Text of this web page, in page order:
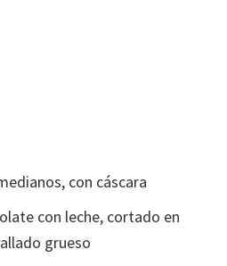
con cáscara
con leche, cortado en
grueso